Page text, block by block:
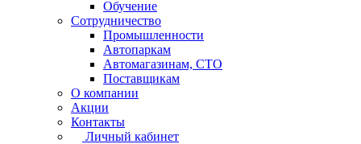
Обучение
Сотрудничество
Промышленности
Автопаркам
Автомагазинам, СТО
Поставщикам
О компании
Акции
Контакты
Личный кабинет